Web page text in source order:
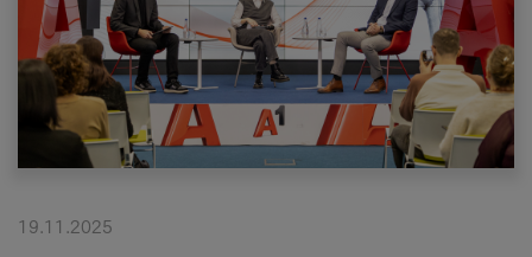
Приватни Деловни
Поддршка
Надополни кредит
19.11.2025